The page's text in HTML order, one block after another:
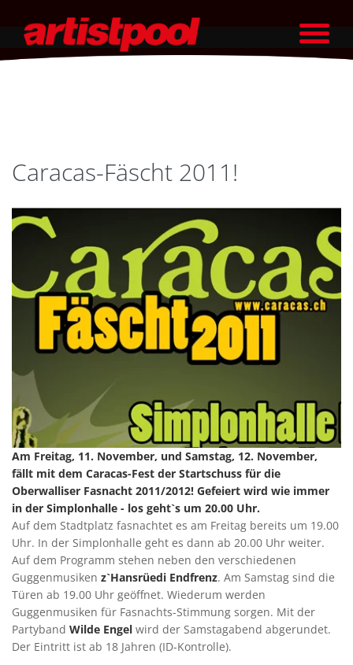
Caracas-Fäscht 2011!
Am Freitag, 11. November, und Samstag, 12. November,
fällt mit dem Caracas-Fest der Startschuss für die
Oberwalliser Fasnacht 2011/2012! Gefeiert wird wie immer
in der Simplonhalle - los geht`s um 20.00 Uhr.
Auf dem Stadtplatz fasnachtet es am Freitag bereits um 19.00
Uhr. In der Simplonhalle geht es dann ab 20.00 Uhr weiter.
Auf dem Programm stehen neben den verschiedenen
Guggenmusiken z`Hansrüedi Endfrenz. Am Samstag sind die
Türen ab 19.00 Uhr geöffnet. Wiederum werden
Guggenmusiken für Fasnachts-Stimmung sorgen. Mit der
Partyband Wilde Engel wird der Samstagabend abgerundet.
Der Eintritt ist ab 18 Jahren (ID-Kontrolle).